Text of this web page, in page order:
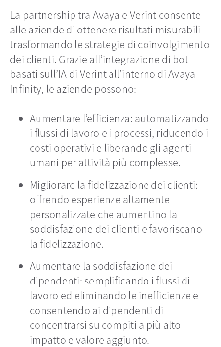
La partnership tra Avaya e Verint consente
alle aziende di ottenere risultati misurabili
trasformando le strategie di coinvolgimento
dei clienti. Grazie all’integrazione di bot
basati sull’IA di Verint all’interno di Avaya
Infinity, le aziende possono:
Aumentare l’efficienza: automatizzando
i flussi di lavoro e i processi, riducendo i
costi operativi e liberando gli agenti
umani per attività più complesse.
Migliorare la fidelizzazione dei clienti:
offrendo esperienze altamente
personalizzate che aumentino la
soddisfazione dei clienti e favoriscano
la fidelizzazione.
Aumentare la soddisfazione dei
dipendenti: semplificando i flussi di
lavoro ed eliminando le inefficienze e
consentendo ai dipendenti di
concentrarsi su compiti a più alto
impatto e valore aggiunto.